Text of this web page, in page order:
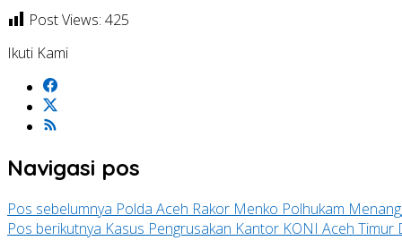
Post Views: 425
Ikuti Kami
Navigasi pos
Pos sebelumnya Polda Aceh Rakor Menko Polhukam
Pos berikutnya Kasus Pengrusakan Kantor KONI Aceh Timur